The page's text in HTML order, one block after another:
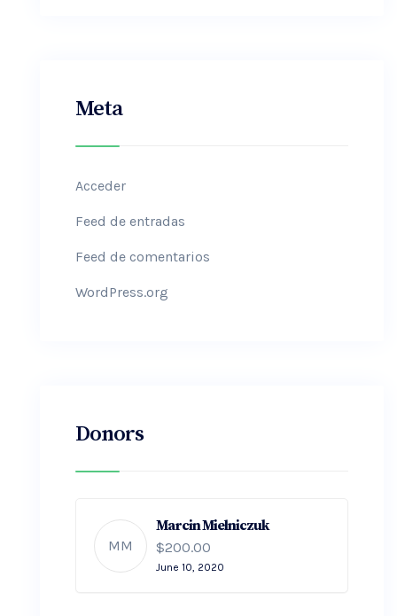
Meta
Acceder
Feed de entradas
Feed de comentarios
WordPress.org
Donors
MM
Marcin Mielniczuk
$200.00
June 10, 2020